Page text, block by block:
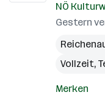
NÖ
Gestern
Vollzeit,
Merken